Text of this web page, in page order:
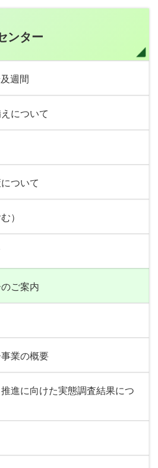
ンター
週間
について
ついて
）
ご案内
業の概要
進に向けた実態調査結果につ